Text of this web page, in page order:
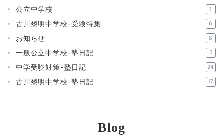
公立中学校 1
古川黎明中学校-受験特集 6
お知らせ 8
一般公立中学校-塾日記 2
中学受験対策-塾日記 24
古川黎明中学校-塾日記 17
Blog